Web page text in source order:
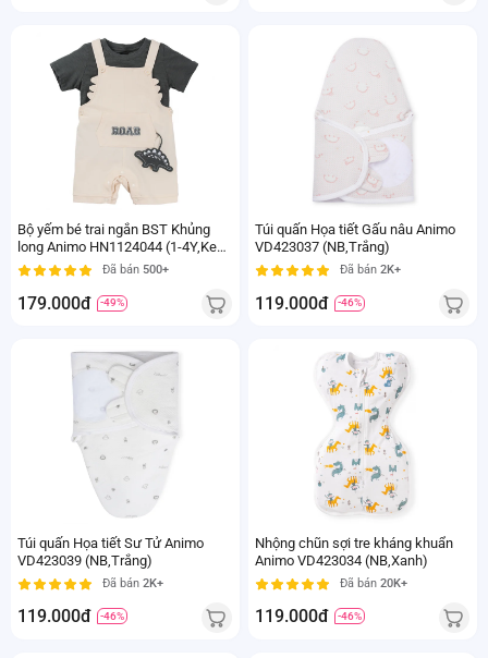
Bộ yếm bé trai ngắn BST Khủng
long Animo HN1124044 (1-4Y,Kem
phối xanh)
Đã bán 500+
179.000đ -49%
Túi quấn Họa tiết Gấu nâu Animo
VD423037 (NB,Trắng)
Đã bán 2K+
119.000đ -46%
Túi quấn Họa tiết Sư Tử Animo
VD423039 (NB,Trắng)
Đã bán 2K+
119.000đ -46%
Nhộng chũn sợi tre kháng khuẩn
Animo VD423034 (NB,Xanh)
Đã bán 20K+
119.000đ -46%